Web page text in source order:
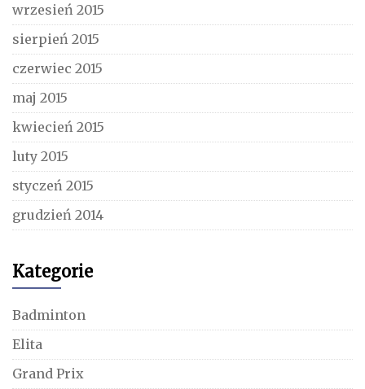
wrzesień 2015
sierpień 2015
czerwiec 2015
maj 2015
kwiecień 2015
luty 2015
styczeń 2015
grudzień 2014
Kategorie
Badminton
Elita
Grand Prix